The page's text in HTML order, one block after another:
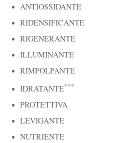
ANTIOSSIDANTE
RIDENSIFICANTE
RIGENERANTE
ILLUMINANTE
RIMPOLPANTE
IDRATANTE***
PROTETTIVA
LEVIGANTE
NUTRIENTE